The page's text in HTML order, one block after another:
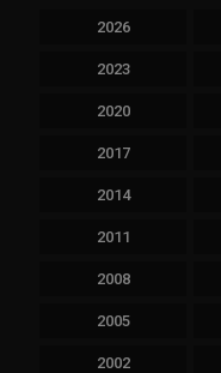
2026
2023
2020
2017
2014
2011
2008
2005
2002